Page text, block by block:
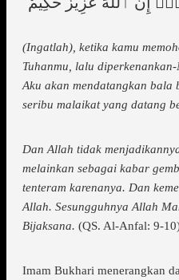
(Ingatlah), ketika kamu
Tuhanmu, lalu
Aku akan mendatangkan bala
seribu malaikat yang datang
Dan Allah tidak
melainkan sebagai kabar
tenteram karenanya. Dan
Allah. Sesungguhnya Allah
Bijaksana. (QS. Al-Anfal: 9-
Imam Bukhari menerangkan